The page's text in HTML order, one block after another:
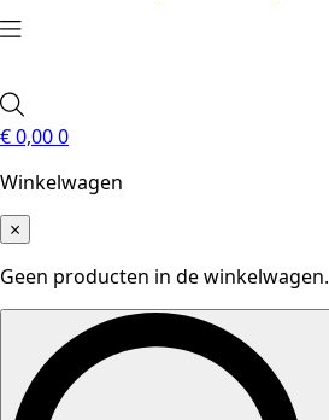
€0,000
Winkelwagen
×
Geen producten in de winkelwagen.